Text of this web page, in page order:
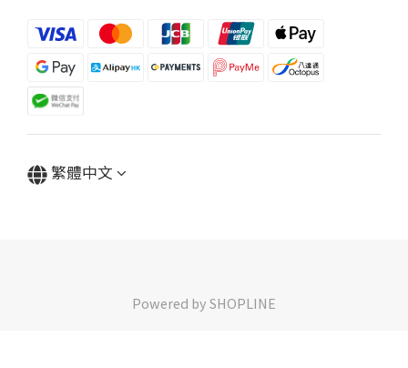
繁體中文
Powered by SHOPLINE